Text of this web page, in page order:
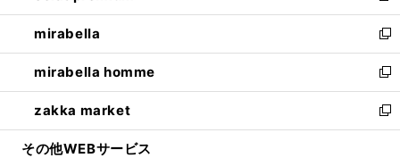
開
く
ウ
で
開
く
ン
ド
ウ
で
開
く
ウ
ィ
ン
ド
ウ
で
開
し
い
ウ
ィ
ン
ド
ウ
mirabella
新
し
い
ウ
ィ
ン
mirabella homme
新
し
い
ウ
zakka market
新
し
その他WEBサービス